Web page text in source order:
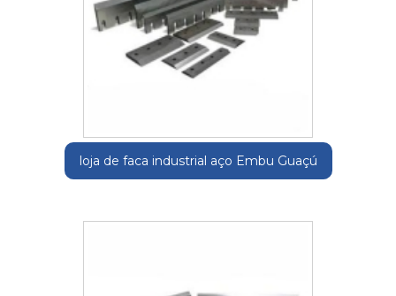
loja de faca industrial aço Embu Guaçú